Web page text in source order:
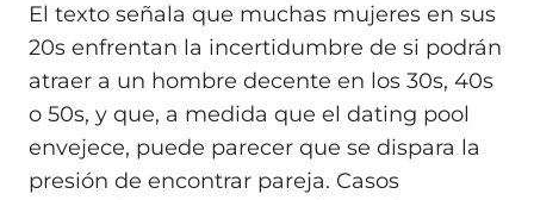
El texto señala que muchas mujeres en sus
20s enfrentan la incertidumbre de si podrán
atraer a un hombre decente en los 30s, 40s
o 50s, y que, a medida que el dating pool
envejece, puede parecer que se dispara la
presión de encontrar pareja. Casos